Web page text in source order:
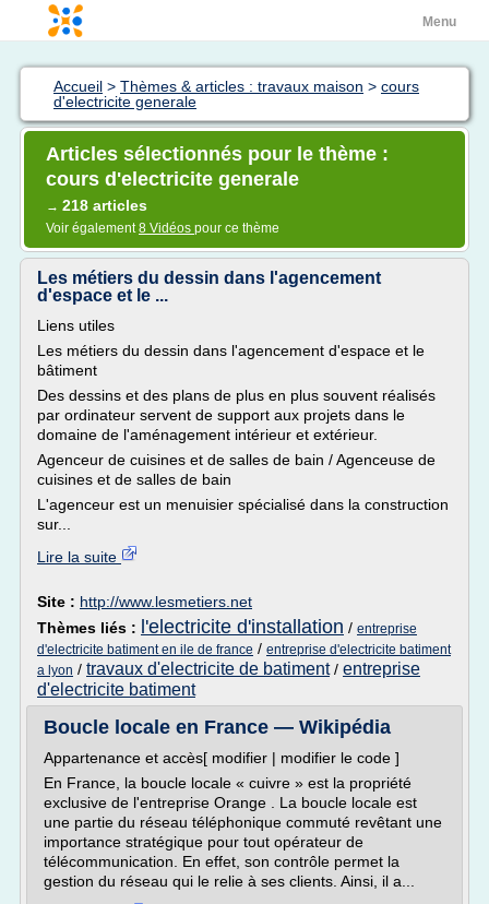
Menu
Accueil > Thèmes & articles : travaux maison > cours
d'electricite generale
Articles sélectionnés pour le thème :
cours d'electricite generale
→ 218 articles
Voir également8 Vidéos pour ce thème
Les métiers du dessin dans l'agencement
d'espace et le ...
Liens utiles
Les métiers du dessin dans l'agencement d'espace et le
bâtiment
Des dessins et des plans de plus en plus souvent réalisés
par ordinateur servent de support aux projets dans le
domaine de l'aménagement intérieur et extérieur.
Agenceur de cuisines et de salles de bain / Agenceuse de
cuisines et de salles de bain
L'agenceur est un menuisier spécialisé dans la construction
sur...
Lire la suite
Site : http://www.lesmetiers.net
Thèmes liés :
l'electricite d'installation / entreprise
d'electricite batiment en ile de france / entreprise d'electricite batiment
a lyon / travaux d'electricite de batiment/ entreprise
d'electricite batiment
Boucle locale en France — Wikipédia
Appartenance et accès[ modifier | modifier le code ]
En France, la boucle locale « cuivre » est la propriété
exclusive de l'entreprise Orange . La boucle locale est
une partie du réseau téléphonique commuté revêtant une
importance stratégique pour tout opérateur de
télécommunication. En effet, son contrôle permet la
gestion du réseau qui le relie à ses clients. Ainsi, il a...